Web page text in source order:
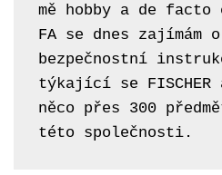
mě hobby a de
FA se dnes zajímám
bezpečnostní
týkající se
něco přes 300
této společnosti.